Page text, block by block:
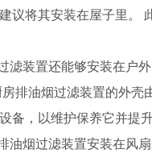
议将其安装在屋子里。
滤装置还能够安装在户
排油烟过滤装置的外壳
备，以维护保养它并提
油烟过滤装置安装在风